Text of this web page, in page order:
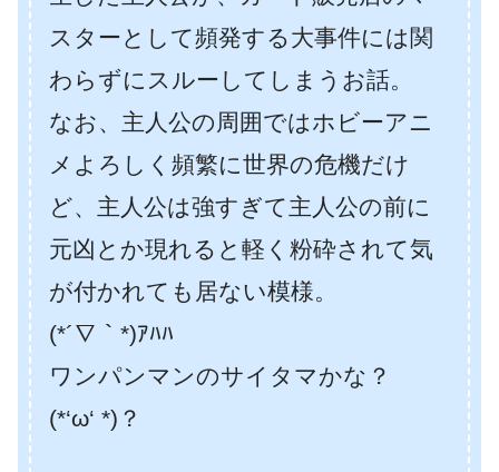
スターとして頻発する大事件には関
わらずにスルーしてしまうお話。
なお、主人公の周囲ではホビーアニ
メよろしく頻繁に世界の危機だけ
ど、主人公は強すぎて主人公の前に
元凶とか現れると軽く粉砕されて気
が付かれても居ない模様。
(*´∇｀*)ｱﾊﾊ
ワンパンマンのサイタマかな？
(*‘ω‘ *)？